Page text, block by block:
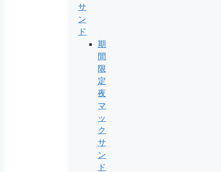
サ
ン
ド
期
間
限
定
夜
マ
ッ
ク
サ
ン
ド